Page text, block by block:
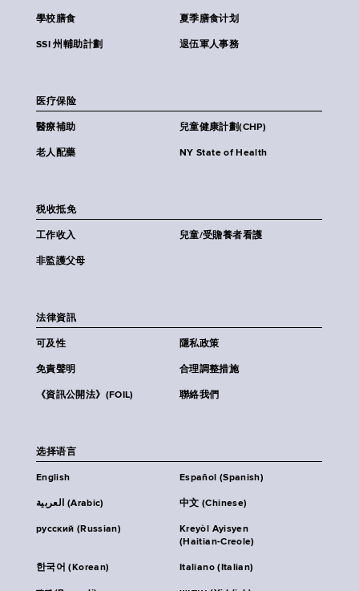
學校膳食 夏季膳食计划
SSI 州輔助計劃 退伍軍人事務
医疗保险
醫療補助 兒童健康計劃(CHP)
老人配藥 NY State of Health
税收抵免
工作收入 兒童/受贍養者看護
非監護父母
法律資訊
可及性 隱私政策
免責聲明 合理調整措施
《資訊公開法》(FOIL) 聯絡我們
选择语言
English Español (Spanish)
العربية (Arabic) 中文 (Chinese)
русский (Russian)
Kreyòl Ayisyen
(Haitian-Creole)
한국어 (Korean) Italiano (Italian)